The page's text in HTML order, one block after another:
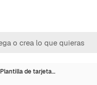
Plantilla de tarjeta…